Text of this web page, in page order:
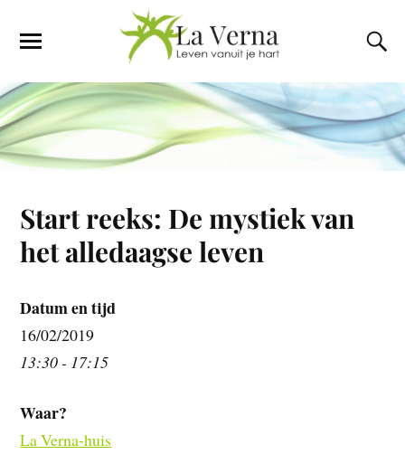
Start reeks: De mystiek van
het alledaagse leven
Datum en tijd
16/02/2019
13:30 - 17:15
Waar?
La Verna-huis